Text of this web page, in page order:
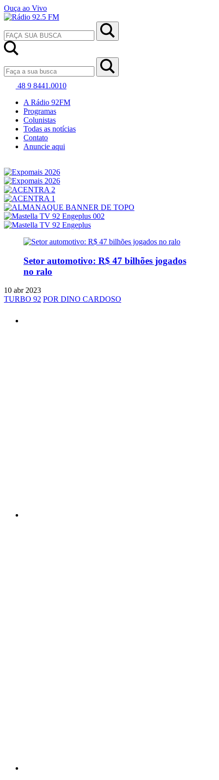
Ouça ao Vivo
48 9 8441.0010
A Rádio 92FM
Programas
Colunistas
Todas as notícias
Contato
Anuncie aqui
Setor automotivo: R$ 47 bilhões jogados
no ralo
10 abr 2023
TURBO 92 POR DINO CARDOSO